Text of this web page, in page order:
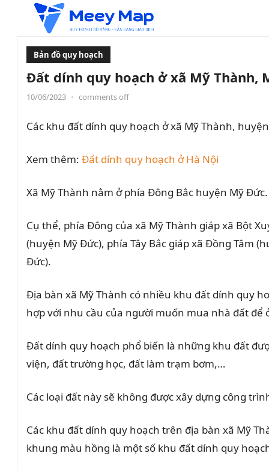
Bản đồ quy hoạch
Đất dính quy hoạch ở xã Mỹ Thành,
10/06/2023 • comments off
Các khu đất dính quy hoạch ở xã Mỹ Thành,
Xem thêm: Đất dính quy hoạch ở Hà Nội
Xã Mỹ Thành nằm ở phía Đông Bắc huyện Mỹ
Cụ thể, phía Đông của xã Mỹ Thành giáp xã Bột
(huyện Mỹ Đức), phía Tây Bắc giáp xã Đồng Tâm
Đức).
Địa bàn xã Mỹ Thành có nhiều khu đất dính quy
hợp với nhu cầu của người muốn mua nhà đất để
Đất dính quy hoạch phổ biến là những khu đất
viện, đất trường học, đất làm trạm bơm,…
Các loại đất này sẽ không được xây dựng công
Các khu đất dính quy hoạch trên địa bàn xã Mỹ
khung màu hồng là một số khu đất dính quy